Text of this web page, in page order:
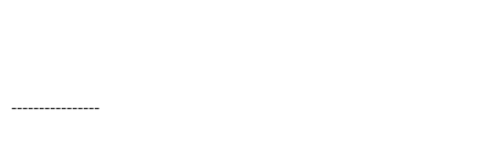
----------------